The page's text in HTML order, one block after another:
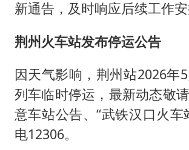
新通告，及时响应后续工作安
荆州火车站发布停运公告
因天气影响，荆州站2026年
列车临时停运，最新动态敬
意车站公告、“武铁汉口火车
电12306。